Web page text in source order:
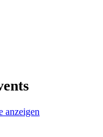
anzeigen